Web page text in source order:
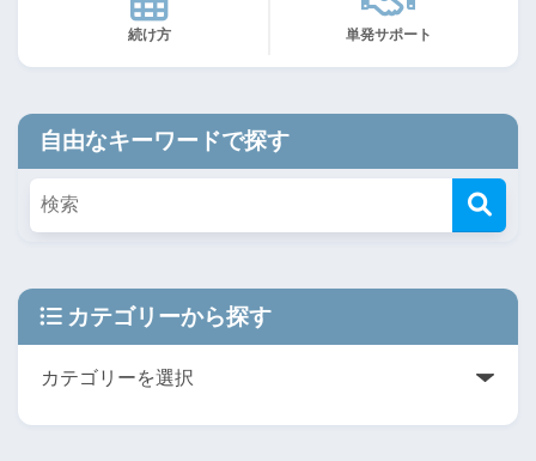
続け方 単発サポート
自由なキーワードで探す
カテゴリーから探す